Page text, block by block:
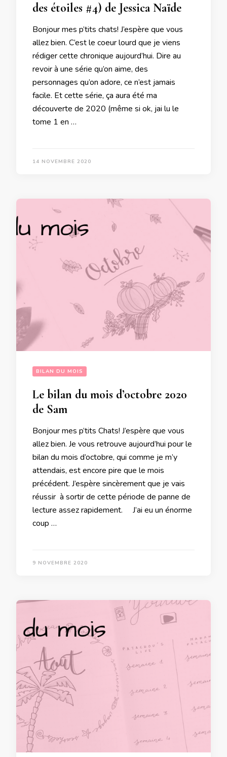
des étoiles #4) de Jessica Naïde
Bonjour mes p’tits chats! J’espère que vous
allez bien. C’est le coeur lourd que je viens
rédiger cette chronique aujourd’hui. Dire au
revoir à une série qu’on aime, des
personnages qu’on adore, ce n’est jamais
facile. Et cette série, ça aura été ma
découverte de 2020 (même si ok, jai lu le
tome 1 en …
14 NOVEMBRE 2020
BILAN DU MOIS
Le bilan du mois d’octobre 2020
de Sam
Bonjour mes p’tits Chats! J’espère que vous
allez bien. Je vous retrouve aujourd’hui pour le
bilan du mois d’octobre, qui comme je m’y
attendais, est encore pire que le mois
précédent. J’espère sincèrement que je vais
réussir à sortir de cette période de panne de
lecture assez rapidement. J’ai eu un énorme
coup …
9 NOVEMBRE 2020